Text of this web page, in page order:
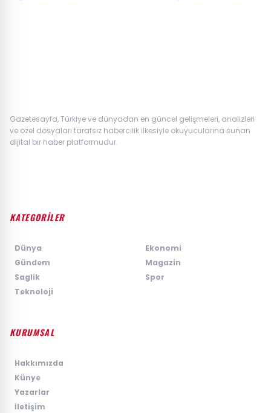
Gazetesayfa, Türkiye ve dünyadan en güncel gelişmeleri, analizleri
ve özel dosyaları tarafsız habercilik ilkesiyle okuyucularına sunan
dijital bir haber platformudur.
KATEGORİLER
Dünya
Ekonomi
Gündem
Magazin
Saglik
Spor
Teknoloji
KURUMSAL
Hakkımızda
Künye
Yazarlar
İletişim